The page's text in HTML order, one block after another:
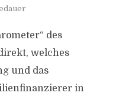
des
welches
und das
in